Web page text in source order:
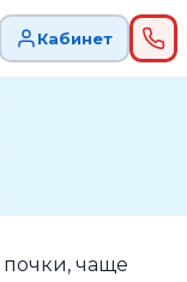
Кабинет
чаще